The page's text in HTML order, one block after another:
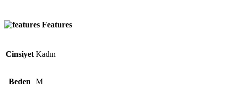
Features
Cinsiyet Kadın
Beden M